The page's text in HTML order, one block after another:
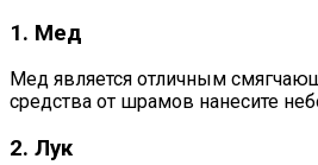
1. Мед
Мед является отличным
средства от шрамов нанесите
2. Лук